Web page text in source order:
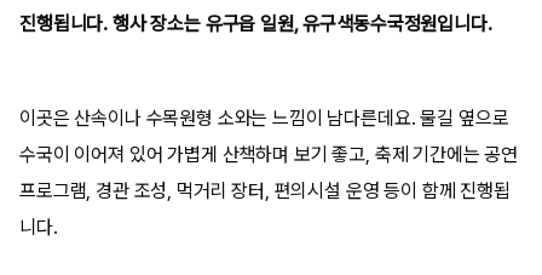
진행됩니다. 행사 장소는 유구읍 일원, 유구색동수국정원입니다.
이곳은 산속이나 수목원형 소와는 느낌이 남다른데요. 물길 옆으로
수국이 이어져 있어 가볍게 산책하며 보기 좋고, 축제 기간에는 공연
프로그램, 경관 조성, 먹거리 장터, 편의시설 운영 등이 함께 진행됩
니다.